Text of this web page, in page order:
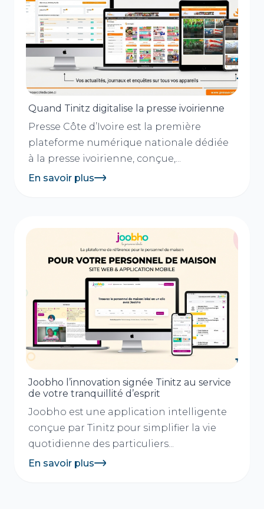
Quand Tinitz digitalise la presse ivoirienne
Presse Côte d’Ivoire est la première
plateforme numérique nationale dédiée
à la presse ivoirienne, conçue,...
En savoir plus
Joobho l’innovation signée Tinitz au service
de votre tranquillité d’esprit
Joobho est une application intelligente
conçue par Tinitz pour simplifier la vie
quotidienne des particuliers...
En savoir plus